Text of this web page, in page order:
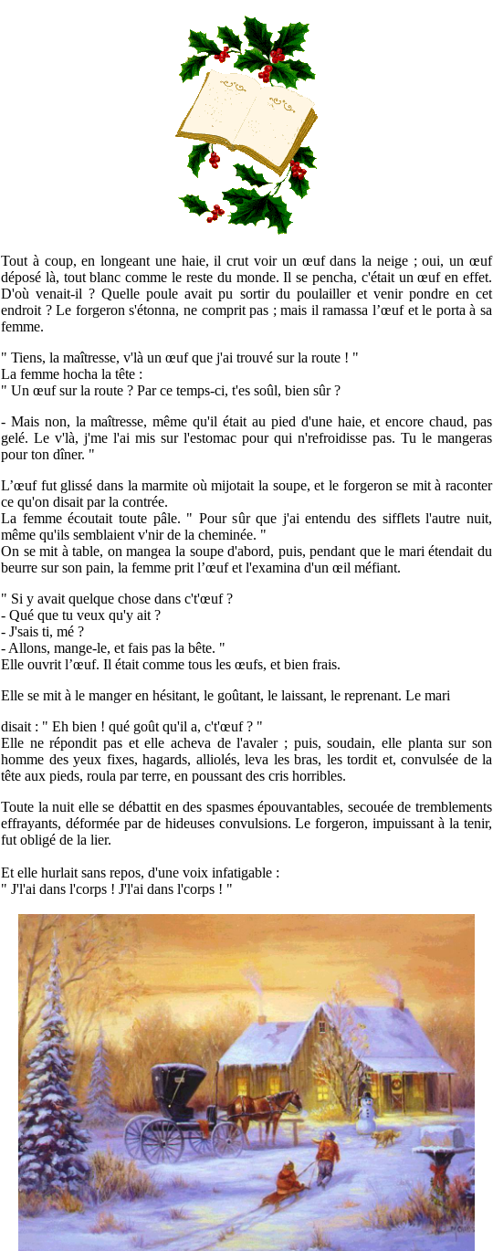
Tout à coup, en longeant une haie, il crut voir un œuf dans la neige ; oui, un œuf
déposé là, tout blanc comme le reste du monde. Il se pencha, c'était un œuf en effet.
D'où venait-il ? Quelle poule avait pu sortir du poulailler et venir pondre en cet
endroit ? Le forgeron s'étonna, ne comprit pas ; mais il ramassa l’œuf et le porta à sa
femme.
" Tiens, la maîtresse, v'là un œuf que j'ai trouvé sur la route ! "
La femme hocha la tête :
" Un œuf sur la route ? Par ce temps-ci, t'es soûl, bien sûr ?
- Mais non, la maîtresse, même qu'il était au pied d'une haie, et encore chaud, pas
gelé. Le v'là, j'me l'ai mis sur l'estomac pour qui n'refroidisse pas. Tu le mangeras
pour ton dîner. "
L’œuf fut glissé dans la marmite où mijotait la soupe, et le forgeron se mit à raconter
ce qu'on disait par la contrée.
La femme écoutait toute pâle. " Pour sûr que j'ai entendu des sifflets l'autre nuit,
même qu'ils semblaient v'nir de la cheminée. "
On se mit à table, on mangea la soupe d'abord, puis, pendant que le mari étendait du
beurre sur son pain, la femme prit l’œuf et l'examina d'un œil méfiant.
" Si y avait quelque chose dans c't'œuf ?
- Qué que tu veux qu'y ait ?
- J'sais ti, mé ?
- Allons, mange-le, et fais pas la bête. "
Elle ouvrit l’œuf. Il était comme tous les œufs, et bien frais.
Elle se mit à le manger en hésitant, le goûtant, le laissant, le reprenant. Le mari
disait : " Eh bien ! qué goût qu'il a, c't'œuf ? "
Elle ne répondit pas et elle acheva de l'avaler ; puis, soudain, elle planta sur son
homme des yeux fixes, hagards, alliolés, leva les bras, les tordit et, convulsée de la
tête aux pieds, roula par terre, en poussant des cris horribles.
Toute la nuit elle se débattit en des spasmes épouvantables, secouée de tremblements
effrayants, déformée par de hideuses convulsions. Le forgeron, impuissant à la tenir,
fut obligé de la lier.
Et elle hurlait sans repos, d'une voix infatigable :
" J'l'ai dans l'corps ! J'l'ai dans l'corps ! "